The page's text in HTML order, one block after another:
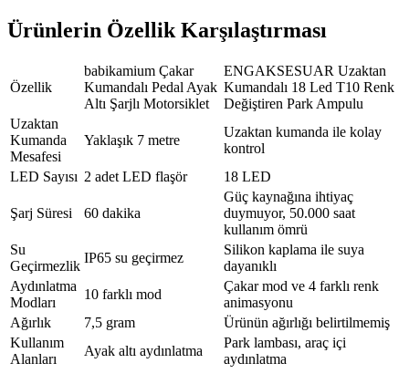
Ürünlerin Özellik Karşılaştırması
Özellik
babikamium Çakar
Kumandalı Pedal Ayak
Altı Şarjlı Motorsiklet
ENGAKSESUAR Uzaktan
Kumandalı 18 Led T10 Renk
Değiştiren Park Ampulu
Uzaktan
Kumanda
Mesafesi
Yaklaşık 7 metre
Uzaktan kumanda ile kolay
kontrol
LED Sayısı 2 adet LED flaşör 18 LED
Şarj Süresi 60 dakika
Güç kaynağına ihtiyaç
duymuyor, 50.000 saat
kullanım ömrü
Su
Geçirmezlik
IP65 su geçirmez
Silikon kaplama ile suya
dayanıklı
Aydınlatma
Modları
10 farklı mod
Çakar mod ve 4 farklı renk
animasyonu
Ağırlık
7,5 gram
Ürünün ağırlığı belirtilmemiş
Kullanım
Alanları
Ayak altı aydınlatma
Park lambası, araç içi
aydınlatma